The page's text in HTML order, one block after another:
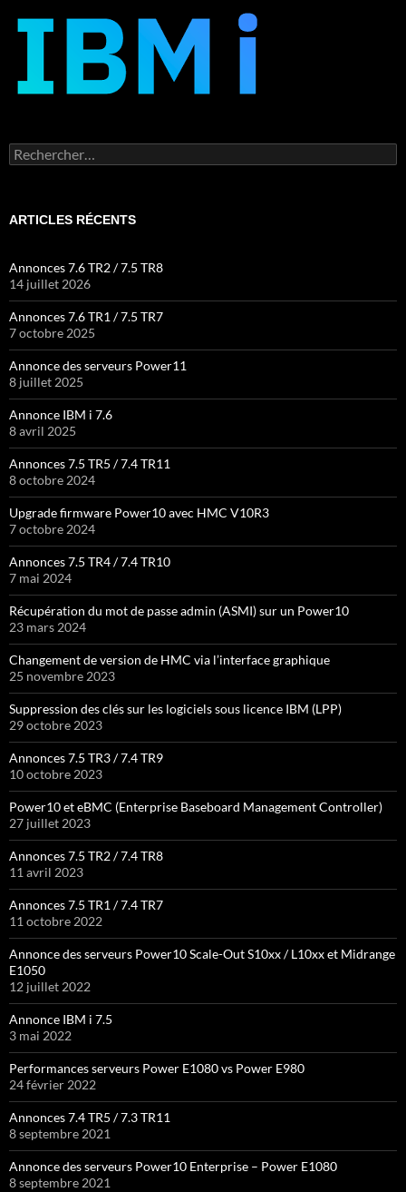
Rechercher :
ARTICLES RÉCENTS
Annonces 7.6 TR2 / 7.5 TR8
14 juillet 2026
Annonces 7.6 TR1 / 7.5 TR7
7 octobre 2025
Annonce des serveurs Power11
8 juillet 2025
Annonce IBM i 7.6
8 avril 2025
Annonces 7.5 TR5 / 7.4 TR11
8 octobre 2024
Upgrade firmware Power10 avec HMC V10R3
7 octobre 2024
Annonces 7.5 TR4 / 7.4 TR10
7 mai 2024
Récupération du mot de passe admin (ASMI) sur un Power10
23 mars 2024
Changement de version de HMC via l’interface graphique
25 novembre 2023
Suppression des clés sur les logiciels sous licence IBM (LPP)
29 octobre 2023
Annonces 7.5 TR3 / 7.4 TR9
10 octobre 2023
Power10 et eBMC (Enterprise Baseboard Management Controller)
27 juillet 2023
Annonces 7.5 TR2 / 7.4 TR8
11 avril 2023
Annonces 7.5 TR1 / 7.4 TR7
11 octobre 2022
Annonce des serveurs Power10 Scale-Out S10xx / L10xx et Midrange
E1050
12 juillet 2022
Annonce IBM i 7.5
3 mai 2022
Performances serveurs Power E1080 vs Power E980
24 février 2022
Annonces 7.4 TR5 / 7.3 TR11
8 septembre 2021
Annonce des serveurs Power10 Enterprise – Power E1080
8 septembre 2021